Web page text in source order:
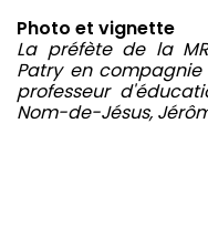
Photo et vignette
La préfète de la
Patry en
professeur
Nom-de-Jésus,